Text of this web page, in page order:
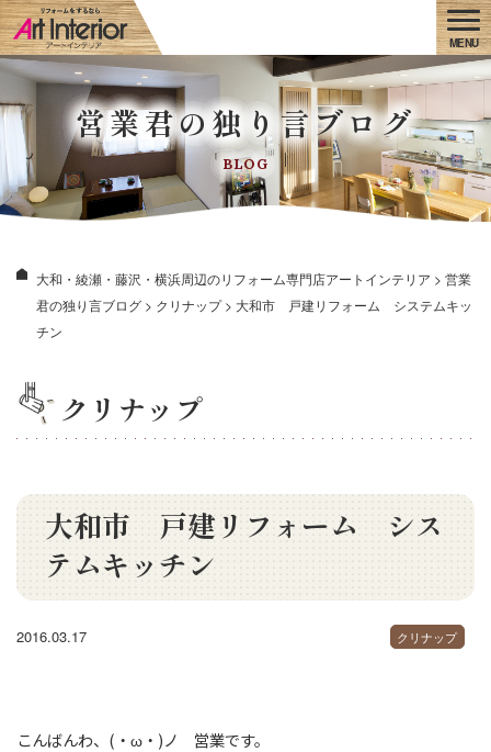
営業君の独り言ブログ
BLOG
大和・綾瀬・藤沢・横浜周辺のリフォーム専門店アートインテリア > 営業
君の独り言ブログ > クリナップ> 大和市 戸建リフォーム システムキッ
チン
クリナップ
大和市 戸建リフォーム シス
テムキッチン
2016.03.17 クリナップ
こんばんわ、(・ω・)ノ 営業です。